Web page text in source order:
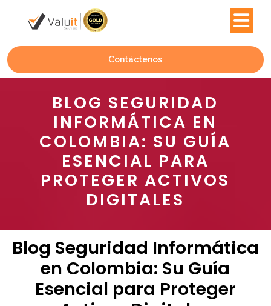
Contáctenos
BLOG SEGURIDAD
INFORMÁTICA EN
COLOMBIA: SU GUÍA
ESENCIAL PARA
PROTEGER ACTIVOS
DIGITALES
Blog Seguridad Informática
en Colombia: Su Guía
Esencial para Proteger